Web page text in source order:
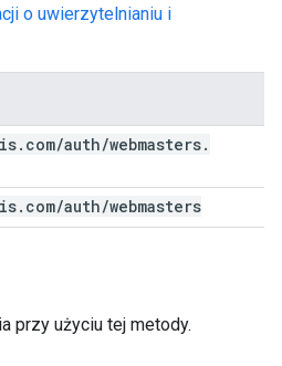
o uwierzytelnianiu i
. com/auth/webmasters.
. com/auth/webmasters
przy użyciu tej metody.